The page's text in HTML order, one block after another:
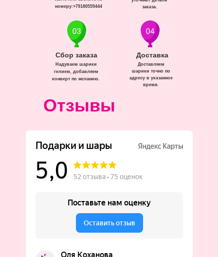
Доставка
Доставляем
шарики точно по
адресу в указанное
время.
Сбор заказа
Надуваем шарики
гелием, добавляем
конверт по желанию.
номеру:+79180559444
заказа.
Отзывы